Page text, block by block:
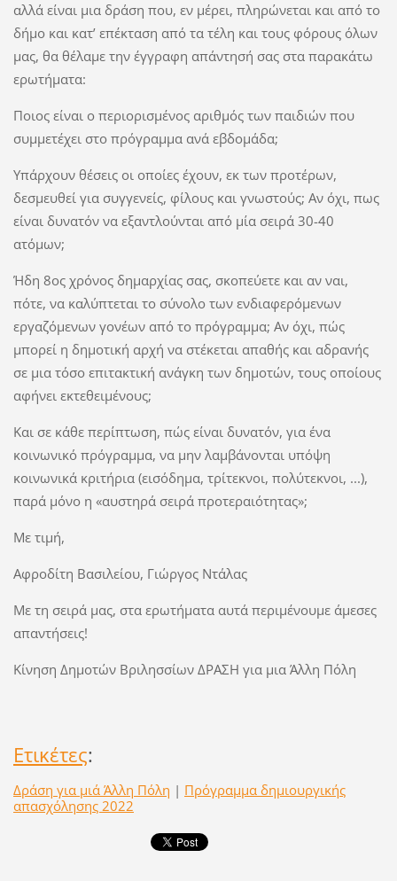
αλλά είναι μια δράση που, εν μέρει, πληρώνεται και από το
δήμο και κατ’ επέκταση από τα τέλη και τους φόρους όλων
μας, θα θέλαμε την έγγραφη απάντησή σας στα παρακάτω
ερωτήματα:
Ποιος είναι ο περιορισμένος αριθμός των παιδιών που
συμμετέχει στο πρόγραμμα ανά εβδομάδα;
Υπάρχουν θέσεις οι οποίες έχουν, εκ των προτέρων,
δεσμευθεί για συγγενείς, φίλους και γνωστούς; Αν όχι, πως
είναι δυνατόν να εξαντλούνται από μία σειρά 30-40
ατόμων;
Ήδη 8ος χρόνος δημαρχίας σας, σκοπεύετε και αν ναι,
πότε, να καλύπτεται το σύνολο των ενδιαφερόμενων
εργαζόμενων γονέων από το πρόγραμμα; Αν όχι, πώς
μπορεί η δημοτική αρχή να στέκεται απαθής και αδρανής
σε μια τόσο επιτακτική ανάγκη των δημοτών, τους οποίους
αφήνει εκτεθειμένους;
Και σε κάθε περίπτωση, πώς είναι δυνατόν, για ένα
κοινωνικό πρόγραμμα, να μην λαμβάνονται υπόψη
κοινωνικά κριτήρια (εισόδημα, τρίτεκνοι, πολύτεκνοι, ...),
παρά μόνο η «αυστηρά σειρά προτεραιότητας»;
Με τιμή,
Αφροδίτη Βασιλείου, Γιώργος Ντάλας
Με τη σειρά μας, στα ερωτήματα αυτά περιμένουμε άμεσες
απαντήσεις!
Κίνηση Δημοτών Βριλησσίων ΔΡΑΣΗ για μια Άλλη Πόλη
Ετικέτες:
Δράση για μιά Άλλη Πόλη | Πρόγραμμα δημιουργικής
απασχόλησης 2022